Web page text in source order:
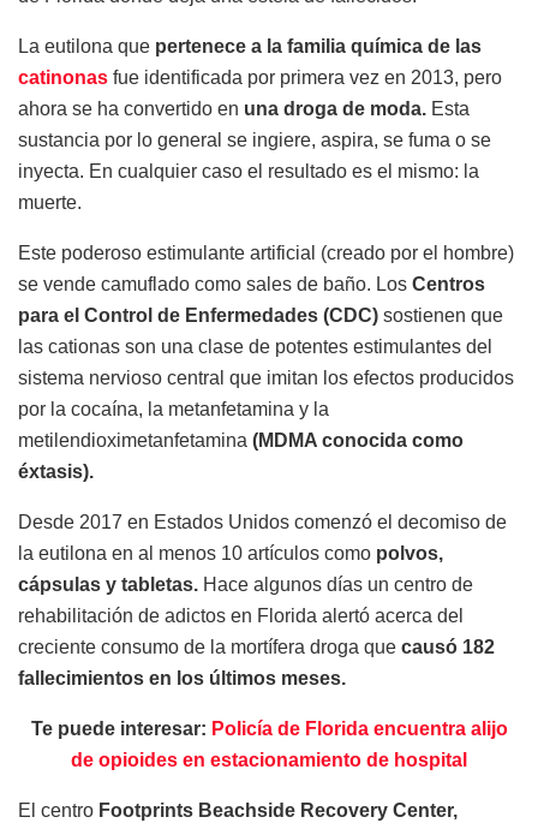
La eutilona que pertenece a la familia química de las
catinonas fue identificada por primera vez en 2013, pero
ahora se ha convertido en una droga de moda. Esta
sustancia por lo general se ingiere, aspira, se fuma o se
inyecta. En cualquier caso el resultado es el mismo: la
muerte.
Este poderoso estimulante artificial (creado por el hombre)
se vende camuflado como sales de baño. Los Centros
para el Control de Enfermedades (CDC) sostienen que
las cationas son una clase de potentes estimulantes del
sistema nervioso central que imitan los efectos producidos
por la cocaína, la metanfetamina y la
metilendioximetanfetamina (MDMA conocida como
éxtasis).
Desde 2017 en Estados Unidos comenzó el decomiso de
la eutilona en al menos 10 artículos como polvos,
cápsulas y tabletas. Hace algunos días un centro de
rehabilitación de adictos en Florida alertó acerca del
creciente consumo de la mortífera droga que causó 182
fallecimientos en los últimos meses.
Te puede interesar: Policía de Florida encuentra alijo
de opioides en estacionamiento de hospital
El centro Footprints Beachside Recovery Center,